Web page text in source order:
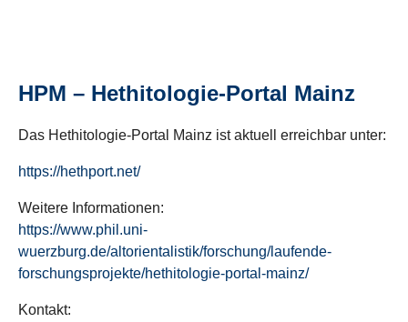
HPM – Hethitologie-Portal Mainz
Das Hethitologie-Portal Mainz ist aktuell erreichbar unter:
https://hethport.net/
Weitere Informationen:
https://www.phil.uni-
wuerzburg.de/altorientalistik/forschung/laufende-
forschungsprojekte/hethitologie-portal-mainz/
Kontakt: